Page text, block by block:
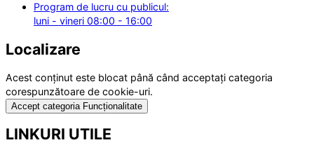
Program de lucru cu publicul:
luni - vineri 08:00 - 16:00
Localizare
Acest conținut este blocat până când acceptați categoria
corespunzătoare de cookie-uri.
Accept categoria Funcționalitate
LINKURI UTILE